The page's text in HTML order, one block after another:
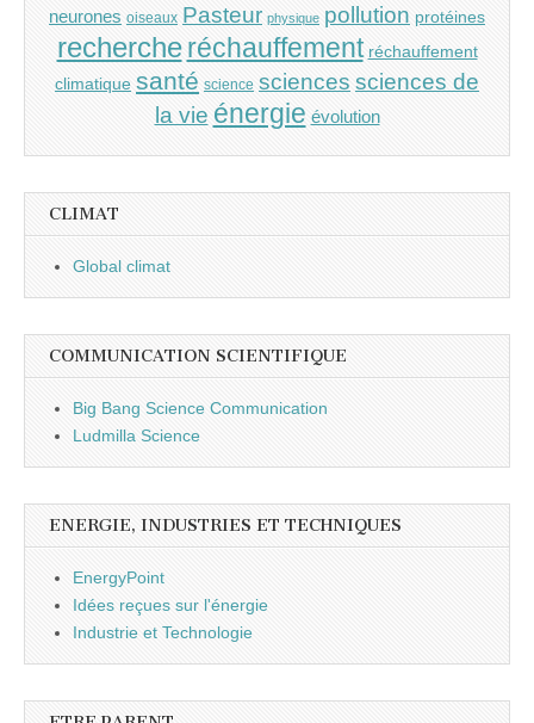
neurones oiseaux Pasteur physique pollution protéines
recherche réchauffement réchauffement
climatique santé science sciences sciences de
la vie énergie évolution
CLIMAT
Global climat
COMMUNICATION SCIENTIFIQUE
Big Bang Science Communication
Ludmilla Science
ENERGIE, INDUSTRIES ET TECHNIQUES
EnergyPoint
Idées reçues sur l'énergie
Industrie et Technologie